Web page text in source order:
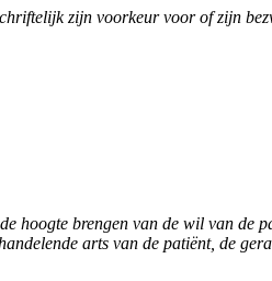
zijn voorkeur voor of zijn
hoogte brengen van de wil van de
arts van de patiënt, de